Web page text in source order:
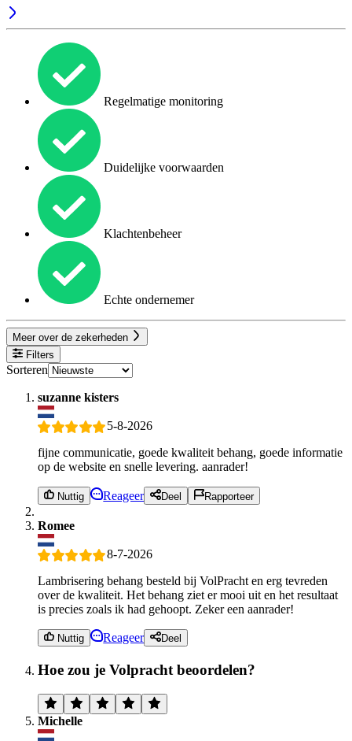
Regelmatige monitoring
Duidelijke voorwaarden
Klachtenbeheer
Echte ondernemer
Meer over de zekerheden
Filters
Sorteren
suzanne kisters
5-8-2026
fijne communicatie, goede kwaliteit behang, goede informatie
op de website en snelle levering. aanrader!
Nuttig Reageer Deel Rapporteer
Romee
8-7-2026
Lambrisering behang besteld bij VolPracht en erg tevreden
over de kwaliteit. Het behang ziet er mooi uit en het resultaat
is precies zoals ik had gehoopt. Zeker een aanrader!
Nuttig Reageer Deel
Hoe zou je Volpracht beoordelen?
Michelle